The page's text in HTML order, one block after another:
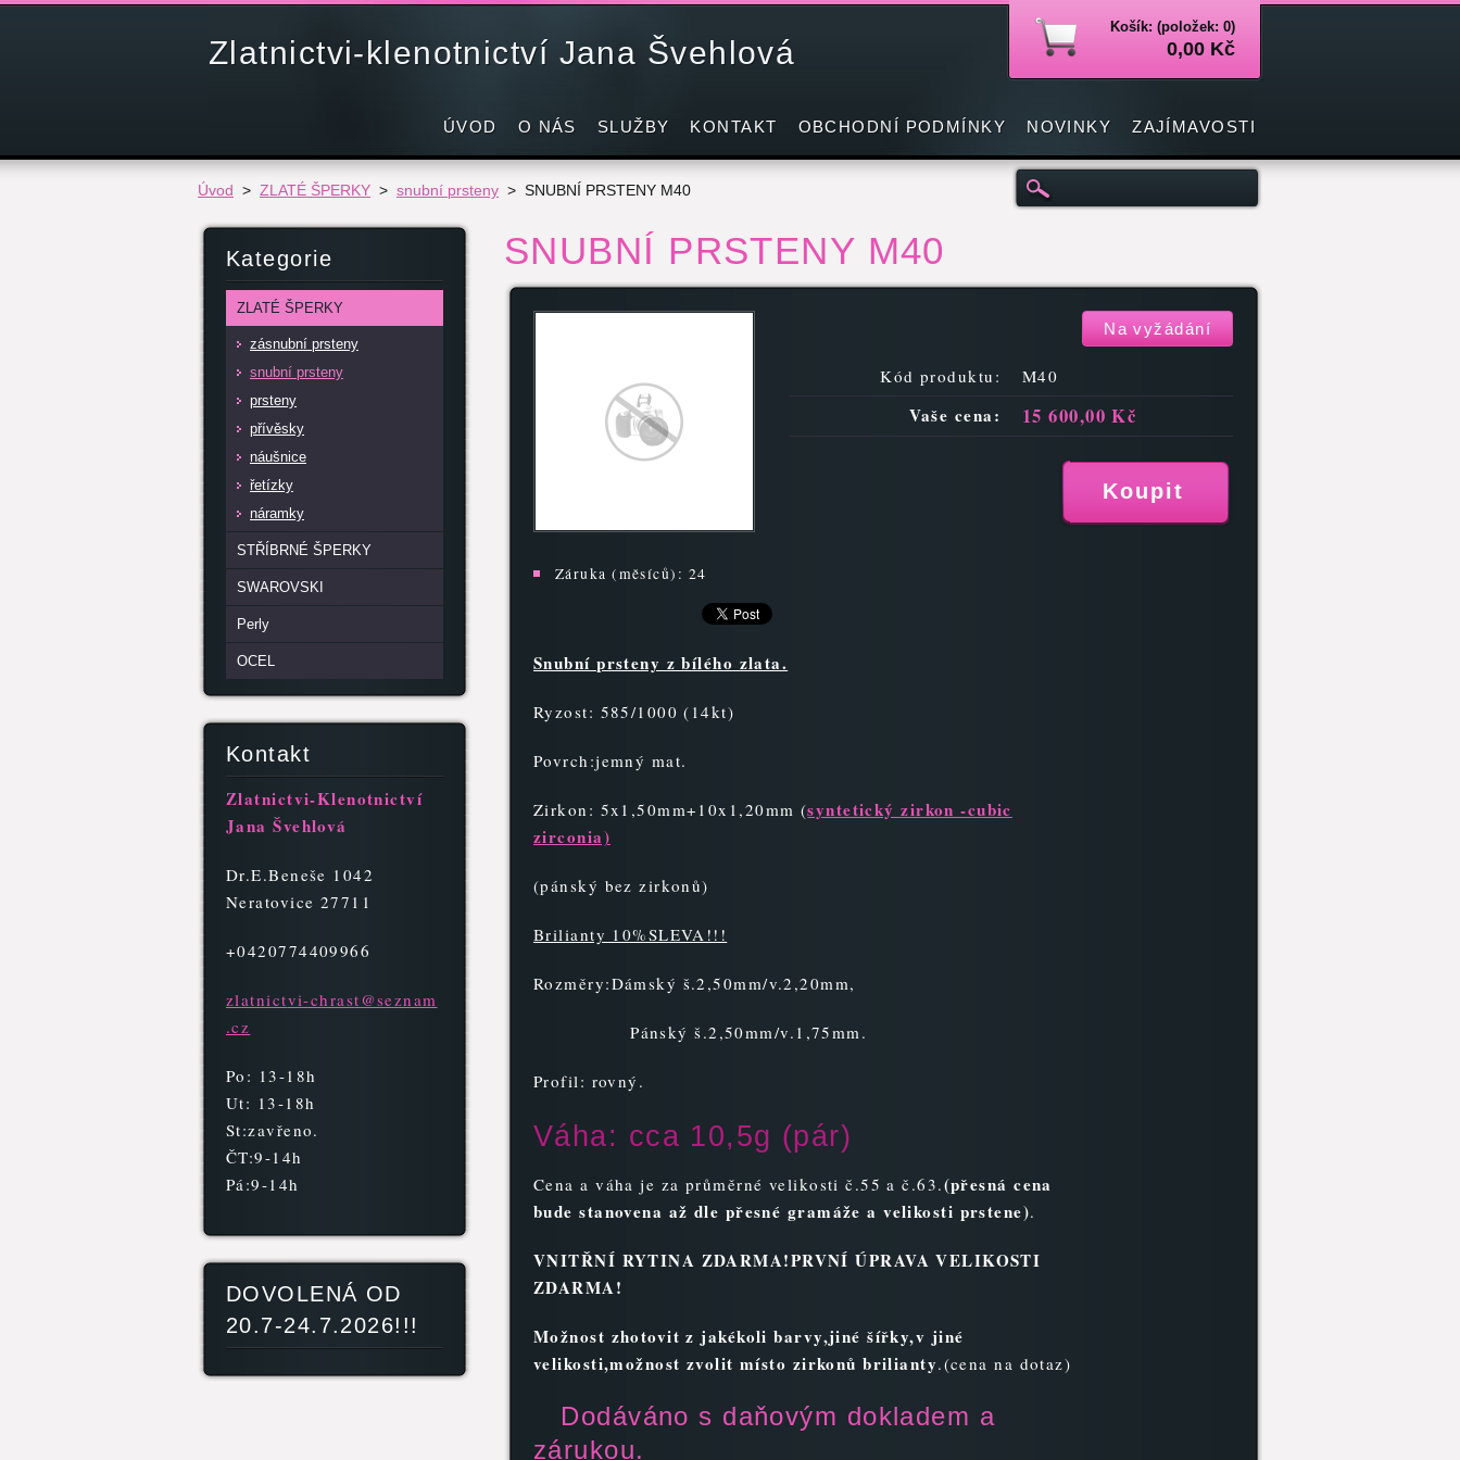
Zlatnictvi-klenotnictví Jana Švehlová
Úvod > ZLATÉ ŠPERKY > snubní prsteny > SNUBNÍ PRSTENY M40
SNUBNÍ PRSTENY M40
Záruka (měsíců): 24
Na vyžádání
Kód produktu: M40
Vaše cena: 15 600,00 Kč
Snubní prsteny z bílého zlata.
Ryzost: 585/1000 (14kt)
Povrch:jemný mat.
Zirkon: 5x1,50mm+10x1,20mm (syntetický zirkon -cubic
zirconia)
(pánský bez zirkonů)
Brilianty 10%SLEVA!!!
Rozměry:Dámský š.2,50mm/v.2,20mm,
Pánský š.2,50mm/v.1,75mm.
Profil: rovný.
Váha: cca 10,5g (pár)
Cena a váha je za průměrné velikosti č.55 a č.63.(přesná cena
bude stanovena až dle přesné gramáže a velikosti prstene).
VNITŘNÍ RYTINA ZDARMA!PRVNÍ ÚPRAVA VELIKOSTI
ZDARMA!
Možnost zhotovit z jakékoli barvy,jiné šířky,v jiné
velikosti,možnost zvolit místo zirkonů brilianty.(cena na dotaz)
Dodáváno s daňovým dokladem a
zárukou.
Kategorie
ZLATÉ ŠPERKY
zásnubní prsteny
snubní prsteny
prsteny
přívěsky
náušnice
řetízky
náramky
STŘÍBRNÉ ŠPERKY
SWAROVSKI
Perly
OCEL
Kontakt
Zlatnictvi-Klenotnictví
Jana Švehlová
Dr.E.Beneše 1042
Neratovice 27711
+0420774409966
zlatnictvi-chrast@seznam
.cz
Po: 13-18h
Ut: 13-18h
St:zavřeno.
ČT:9-14h
Pá:9-14h
DOVOLENÁ OD
20.7-24.7.2026!!!
ÚVOD O NÁS SLUŽBY KONTAKT OBCHODNÍ PODMÍNKY NOVINKY ZAJÍMAVOSTI
Košík: (položek: 0)
0,00 Kč